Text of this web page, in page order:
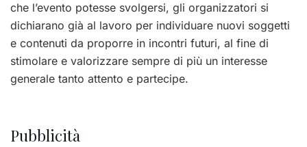
che l’evento potesse svolgersi, gli organizzatori si
dichiarano già al lavoro per individuare nuovi soggetti
e contenuti da proporre in incontri futuri, al fine di
stimolare e valorizzare sempre di più un interesse
generale tanto attento e partecipe.
Pubblicità